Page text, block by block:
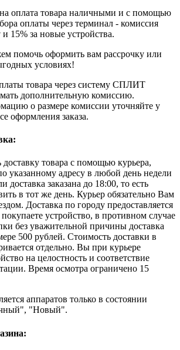
оплата товара наличными и с помощью
оплаты через терминал - комиссия
и 15% за новые устройства.
помочь оформить вам рассрочку или
условиях!
товара через систему СПЛИТ
дополнительную комиссию.
о размере комиссии уточняйте у
оформления заказа.
доставку товара с помощью курьера,
указанному адресу в любой день недели
доставка заказана до 18:00, то есть
в тот же день. Курьер обязательно Вам
Доставка по городу предоставляется
устройство, в противном случае
без уважительной причины доставка
500 рублей. Стоимость доставки в
отдельно. Вы при курьере
на целостность и соответствие
Время осмотра ограничено 15
аппаратов только в состоянии
"Новый".